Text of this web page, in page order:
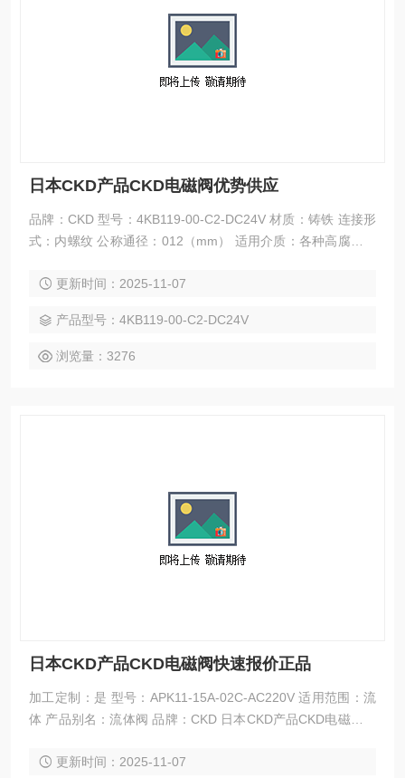
日本CKD产品CKD电磁阀优势供应
品牌：CKD 型号：4KB119-00-C2-DC24V 材质：铸铁 连接形
式：内螺纹 公称通径：012（mm） 适用介质：各种高腐蚀化
态：旋转式 压力环境：高压 工作温度：常温 标准：德标 日本
更新时间：2025-11-07
产品型号：4KB119-00-C2-DC24V
浏览量：3276
日本CKD产品CKD电磁阀快速报价正品
加工定制：是 型号：APK11-15A-02C-AC220V 适用范围：流
体 产品别名：流体阀 品牌：CKD 日本CKD产品CKD电磁阀快
更新时间：2025-11-07